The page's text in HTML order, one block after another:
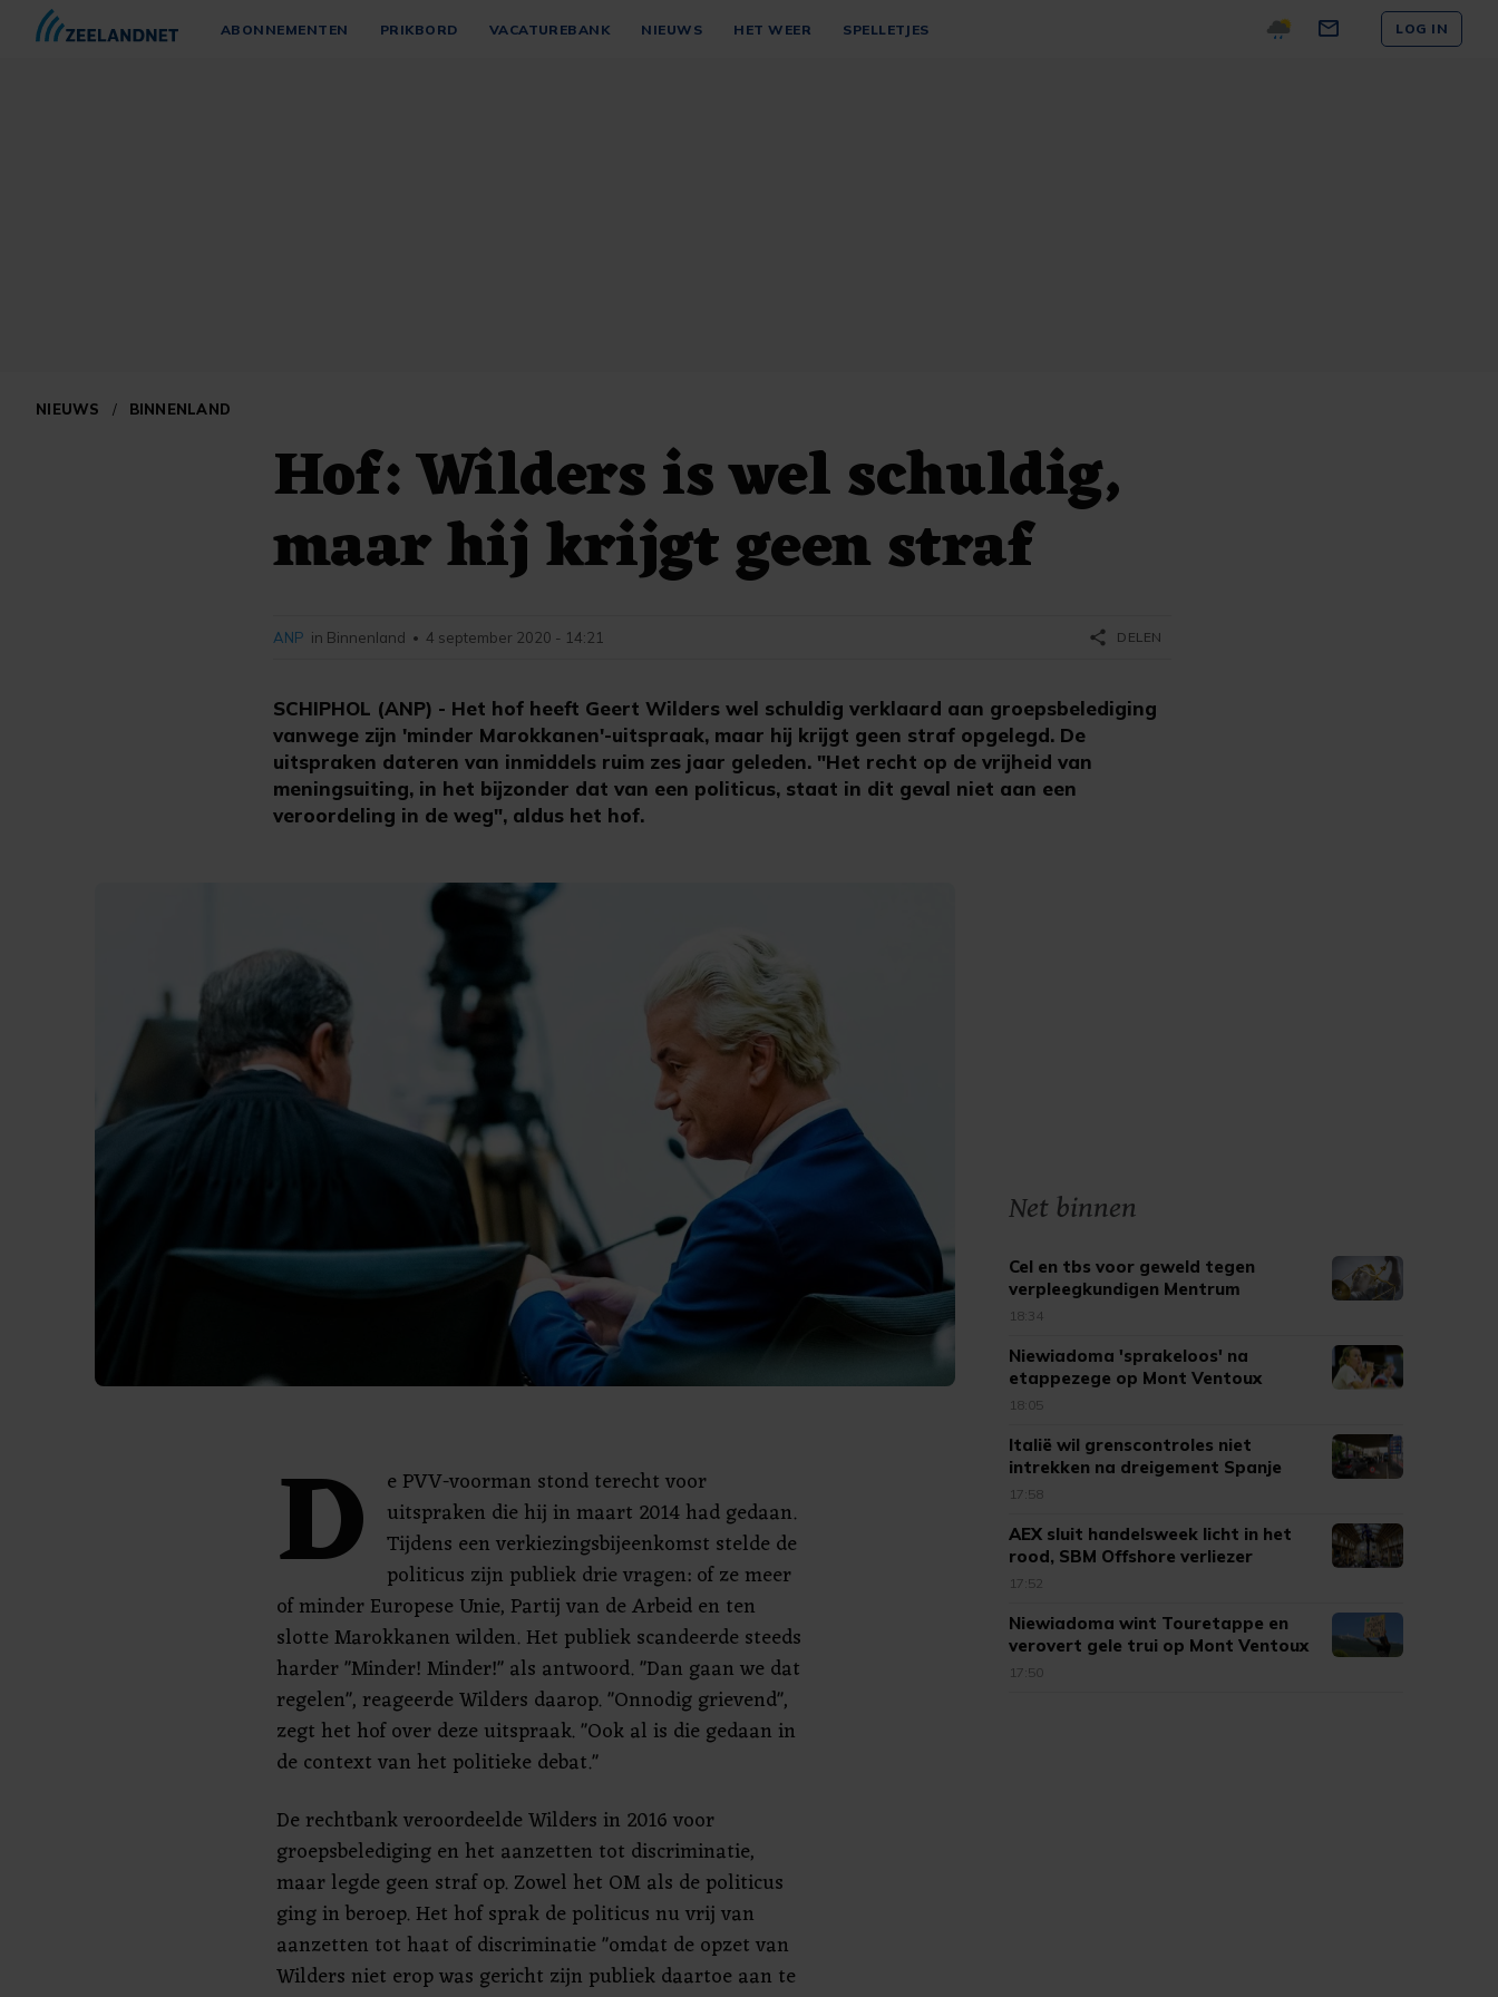
ABONNEMENTEN PRIKBORD VACATUREBANK NIEUWS HET WEER SPELLETJES LOG IN
NIEUWS / BINNENLAND
Hof: Wilders is wel schuldig,
maar hij krijgt geen straf
SCHIPHOL (ANP) - Het hof heeft Geert Wilders wel schuldig verklaard aan groepsbelediging
vanwege zijn 'minder Marokkanen'-uitspraak, maar hij krijgt geen straf opgelegd. De
uitspraken dateren van inmiddels ruim zes jaar geleden. "Het recht op de vrijheid van
meningsuiting, in het bijzonder dat van een politicus, staat in dit geval niet aan een
veroordeling in de weg", aldus het hof.
ANP in Binnenland • 4 september 2020 - 14:21 share DELEN
D
e PVV-voorman stond terecht voor
uitspraken die hij in maart 2014 had gedaan.
Tijdens een verkiezingsbijeenkomst stelde de
politicus zijn publiek drie vragen: of ze meer
of minder Europese Unie, Partij van de Arbeid en ten
slotte Marokkanen wilden. Het publiek scandeerde steeds
harder "Minder! Minder!" als antwoord. "Dan gaan we dat
regelen", reageerde Wilders daarop. "Onnodig grievend",
zegt het hof over deze uitspraak. "Ook al is die gedaan in
de context van het politieke debat."
De rechtbank veroordeelde Wilders in 2016 voor
groepsbelediging en het aanzetten tot discriminatie,
maar legde geen straf op. Zowel het OM als de politicus
ging in beroep. Het hof sprak de politicus nu vrij van
aanzetten tot haat of discriminatie "omdat de opzet van
Wilders niet erop was gericht zijn publiek daartoe aan te
Net binnen
Cel en tbs voor geweld tegen
verpleegkundigen Mentrum
18:34
Niewiadoma 'sprakeloos' na
etappezege op Mont Ventoux
18:05
Italië wil grenscontroles niet
intrekken na dreigement Spanje
17:58
AEX sluit handelsweek licht in het
rood, SBM Offshore verliezer
17:52
Niewiadoma wint Touretappe en
verovert gele trui op Mont Ventoux
17:50